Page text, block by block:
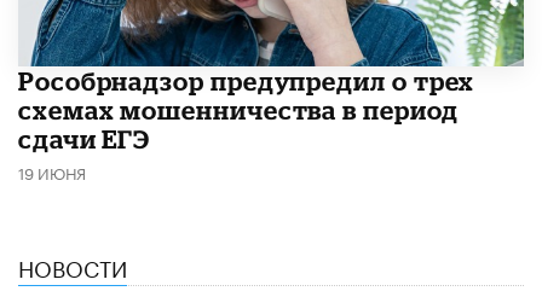
Рособрнадзор предупредил о трех
схемах мошенничества в период
сдачи ЕГЭ
19 ИЮНЯ
НОВОСТИ